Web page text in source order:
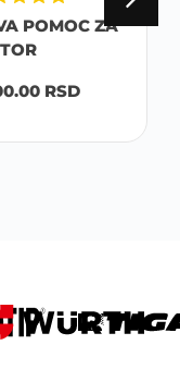
POMOC ZA
RSD